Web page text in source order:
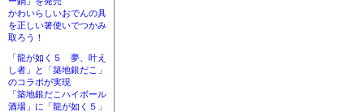
かわいらしいおでんの具
を正しい箸使いでつかみ
取ろう！
「龍が如く５ 夢、叶え
し者」と「築地銀だこ」
のコラボが実現
「築地銀だこハイボール
酒場」に「龍が如く５」